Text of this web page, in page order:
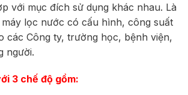
với mục đích sử dụng khác nhau. Là
lọc nước có cấu hình, công suất
các Công ty, trường học, bệnh viện,
người.
3 chế độ gồm: